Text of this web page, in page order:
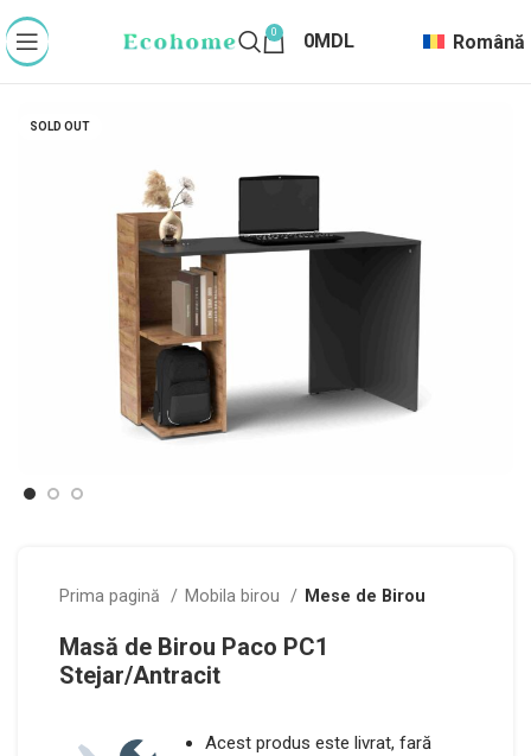
0 0MDL Română
SOLD OUT
Prima pagină Mobila birou Mese de Birou
Masă de Birou Paco PC1
Stejar/Antracit
Acest produs este livrat, fară